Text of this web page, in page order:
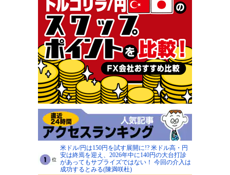
米ドル/円は150円を試す展開に!? 米ドル高・円
安は終焉を迎え、2026年中に140円の大台打診
があってもサプライズではない！ 今回の介入は
成功するとみる(陳満咲杜)